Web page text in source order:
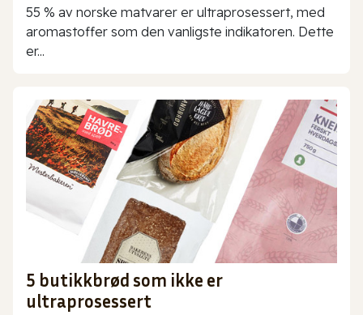
55 % av norske matvarer er ultraprosessert, med
aromastoffer som den vanligste indikatoren. Dette
er...
5 butikkbrød som ikke er
ultraprosessert